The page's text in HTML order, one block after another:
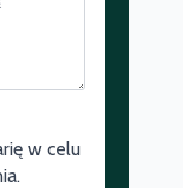
w celu